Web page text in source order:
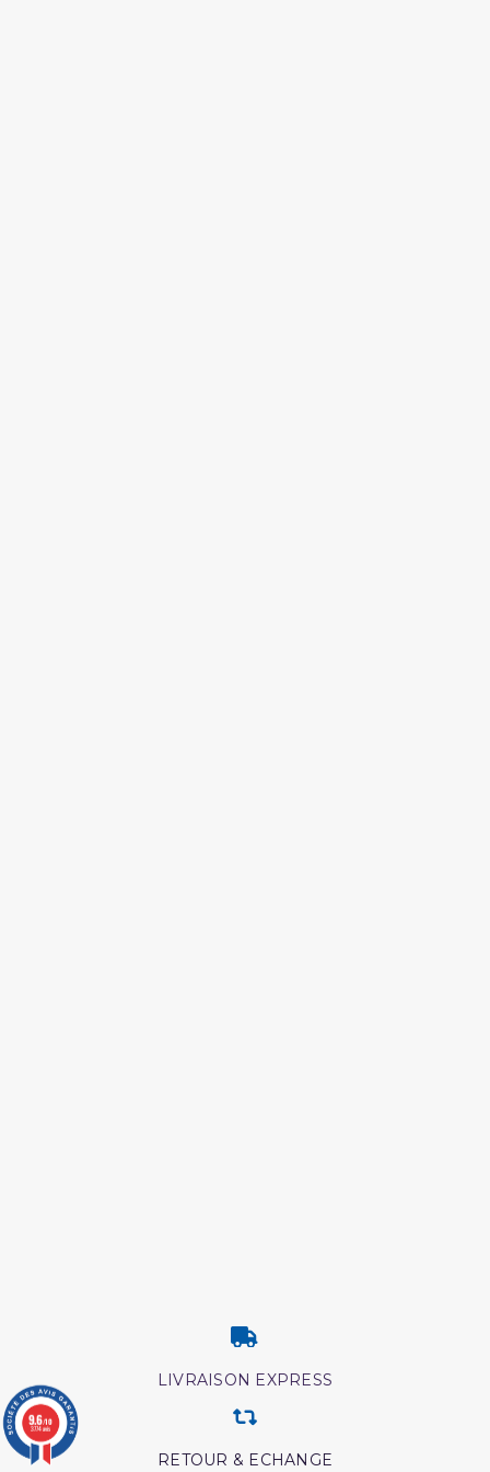
LIVRAISON EXPRESS
RETOUR & ECHANGE
9.6/10
3774 avis